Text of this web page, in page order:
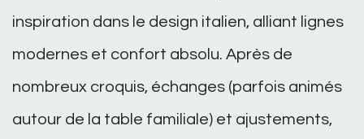
inspiration dans le design italien, alliant lignes
modernes et confort absolu. Après de
nombreux croquis, échanges (parfois animés
autour de la table familiale) et ajustements,